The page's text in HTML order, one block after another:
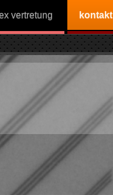
vertretung kontakt